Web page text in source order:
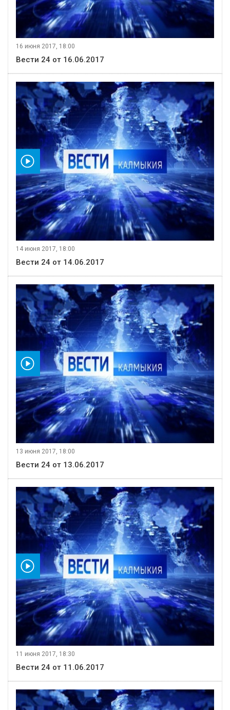
16 июня 2017, 18:00
Вести 24 от 16.06.2017
14 июня 2017, 18:00
Вести 24 от 14.06.2017
13 июня 2017, 18:00
Вести 24 от 13.06.2017
11 июня 2017, 18:30
Вести 24 от 11.06.2017